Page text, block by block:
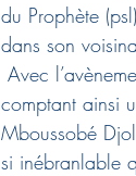
du Prophète
dans son
Avec
comptant ainsi
Mboussobé
si inébranlable